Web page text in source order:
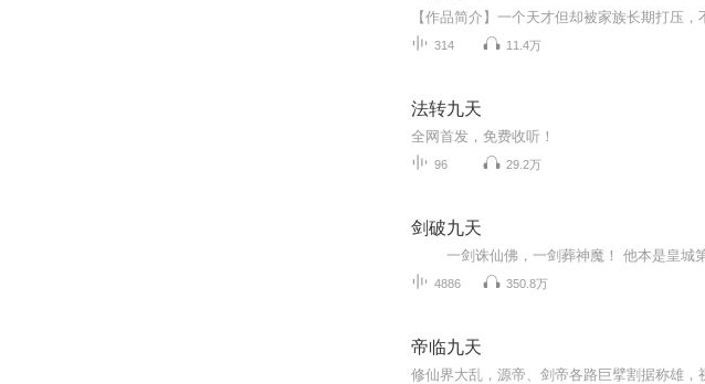
314 11.4万
法转九天
全网首发，免费收听！
96 29.2万
剑破九天
4886 350.8万
帝临九天